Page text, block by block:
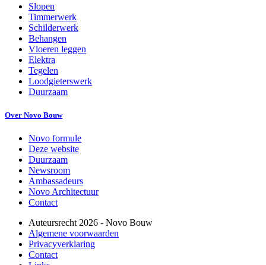
Slopen
Timmerwerk
Schilderwerk
Behangen
Vloeren leggen
Elektra
Tegelen
Loodgieterswerk
Duurzaam
Over Novo Bouw
Novo formule
Deze website
Duurzaam
Newsroom
Ambassadeurs
Novo Architectuur
Contact
Auteursrecht 2026 - Novo Bouw
Algemene voorwaarden
Privacyverklaring
Contact